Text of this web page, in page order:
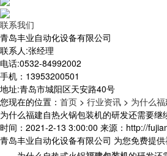
联系我们
青岛丰业自动化设备有限公司
联系人:张经理
电话:0532-84992002
手机：13953200501
地址:青岛市城阳区天安路40号
您现在的位置 ： 首页 > 行业资讯 > 为什么
为什么福建自热火锅包装机的研发还需要继
时间：2021-2-13 3:00:00 来源：http://
青岛丰业自动化设备有限公司 为您免费提供